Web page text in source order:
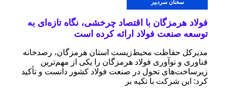
سخنان سردبیر
فولاد هرمزگان با اقتصاد چرخشی، نگاه تازه‌ای به
توسعه صنعت فولاد ارائه کرده است
مدیرکل حفاظت محیط‌زیست استان هرمزگان، رصدخانه
فناوری و نوآوری فولاد هرمزگان را یکی از مهم‌ترین
زیرساخت‌های تحول در صنعت فولاد کشور دانست و تأکید
کرد: این شرکت با تکیه بر